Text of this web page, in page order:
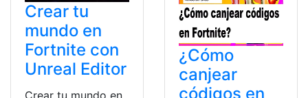
Crear tu
mundo en
Fortnite con
Unreal Editor
Crear tu mundo en
¿Cómo
canjear
códigos en